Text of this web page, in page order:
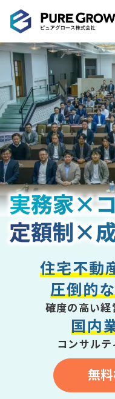
サービス
経営コ
PGハウ
広告運
採用チ
成功報
成長ビ
土地・
事例
プロジ
お役立ち情
資料ダ
セミナー
コラム
メンバー紹
会社概要
住宅不動
圧倒的
確度の高い
国内
コンサル
無